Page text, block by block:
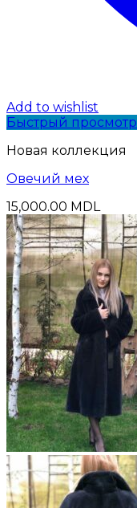
Add to wishlist
Быстрый просмотр
Новая коллекция
Oвечий мех
15,000.00 MDL